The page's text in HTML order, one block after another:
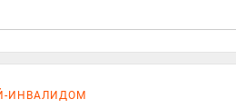
ИНВАЛИДОМ